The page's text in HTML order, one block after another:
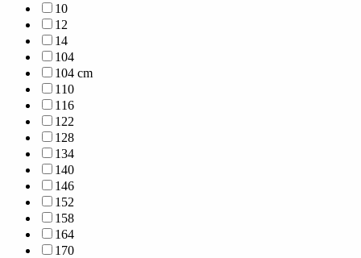
10
12
14
104
104 cm
110
116
122
128
134
140
146
152
158
164
170